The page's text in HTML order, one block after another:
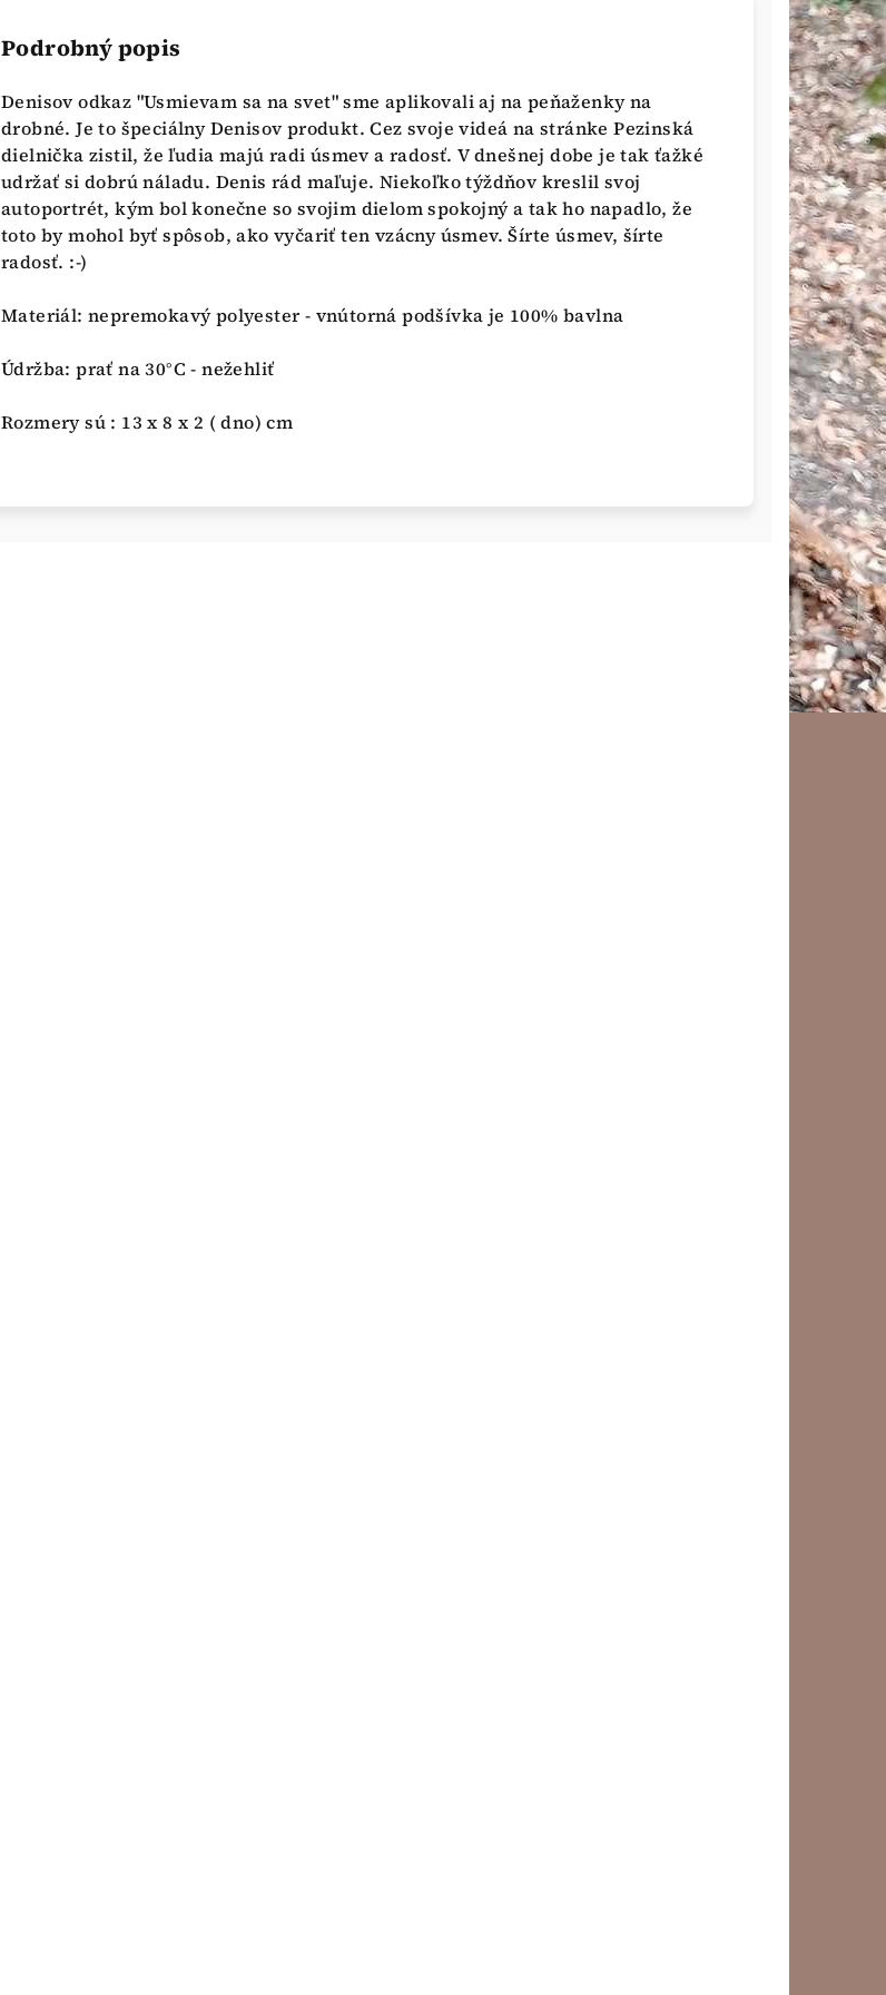
Podrobný popis
Denisov odkaz "Usmievam sa na svet" sme aplikovali aj na peňaženky na
drobné. Je to špeciálny Denisov produkt. Cez svoje videá na stránke Pezinská
dielnička zistil, že ľudia majú radi úsmev a radosť. V dnešnej dobe je tak ťažké
udržať si dobrú náladu. Denis rád maľuje. Niekoľko týždňov kreslil svoj
autoportrét, kým bol konečne so svojim dielom spokojný a tak ho napadlo, že
toto by mohol byť spôsob, ako vyčariť ten vzácny úsmev.Šírte úsmev, šírte
radosť. :-)
Materiál: nepremokavý polyester - vnútorná podšívka je 100% bavlna
Údržba: prať na 30°C - nežehliť
Rozmery sú : 13 x 8 x 2 ( dno) cm